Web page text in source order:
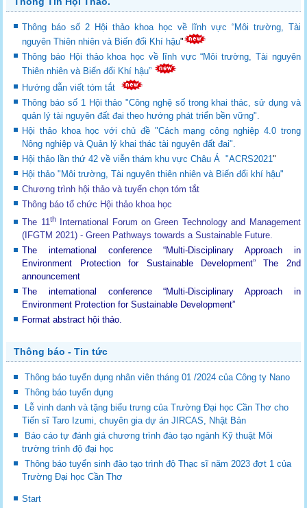
Thông báo số 2 Hội thảo khoa học về lĩnh vực “Môi trường, Tài
nguyên Thiên nhiên và Biến đổi Khí hậu"
Thông báo Hội thảo khoa học về lĩnh vực “Môi trường, Tài nguyên
Thiên nhiên và Biến đổi Khí hậu”
Hướng dẫn viết tóm tắt
Thông báo số 1 Hội thảo "Công nghệ số trong khai thác, sử dụng và
quản lý tài nguyên đất đai theo hướng phát triển bền vững".
Hội thảo khoa học với chủ đề "Cách mạng công nghiệp 4.0 trong
Nông nghiệp và Quản lý khai thác tài nguyên đất đai".
Hội thảo lần thứ 42 về viễn thám khu vực Châu Á "ACRS2021"
Hội thảo "Môi trường, Tài nguyên thiên nhiên và Biến đổi khí hậu"
Chương trình hội thảo và tuyển chọn tóm tắt
Thông báo tổ chức Hội thảo khoa học
The 11thInternational Forum on Green Technology and Management
(IFGTM 2021) - Green Pathways towards a Sustainable Future.
The international conference “Multi-Disciplinary Approach in
Environment Protection for Sustainable Development”The 2nd
announcement
The international conference “Multi-Disciplinary Approach in
Environment Protection for Sustainable Development”
Format abstract hội thảo.
Thông báo - Tin tức
Thông báo tuyển dụng nhân viên tháng 01 /2024 của Công ty Nano
Thông báo tuyển dụng
Lễ vinh danh và tặng biểu trưng của Trường Đại học Cần Thơ cho
Tiến sĩ Taro Izumi, chuyên gia dự án JIRCAS, Nhật Bản
Báo cáo tự đánh giá chương trình đào tạo ngành Kỹ thuật Môi
trường trình độ đại học
Thông báo tuyển sinh đào tạo trình độ Thạc sĩ năm 2023 đợt 1 của
Trường Đại học Cần Thơ
Start